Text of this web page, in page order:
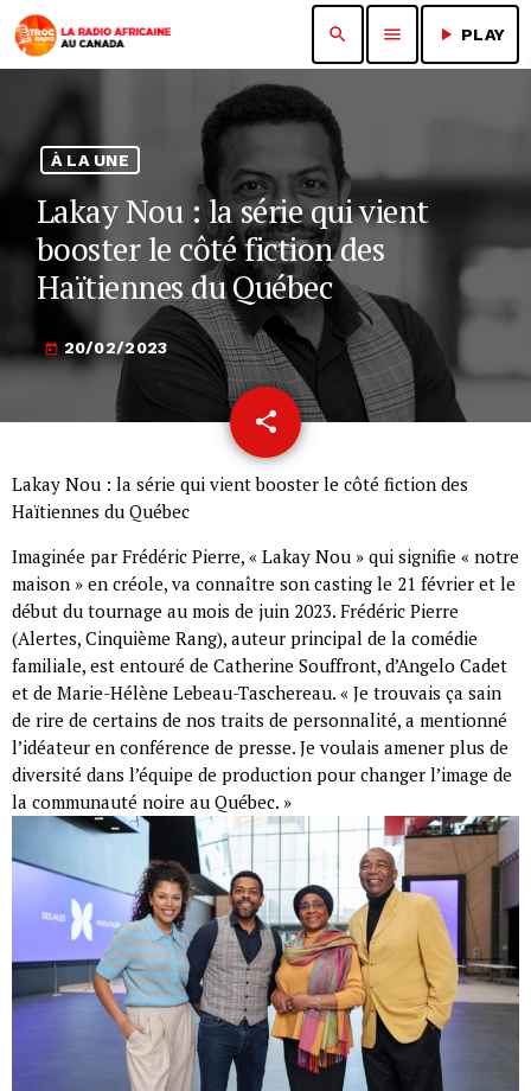
search menu play_arrow PLAY
À LA UNE
Lakay Nou : la série qui vient
booster le côté fiction des
Haïtiennes du Québec
today 20/02/2023
share
email
Lakay Nou : la série qui vient booster le côté fiction des
Haïtiennes du Québec
Imaginée par Frédéric Pierre, « Lakay Nou » qui signifie « notre
maison » en créole, va connaître son casting le 21 février et le
début du tournage au mois de juin 2023. Frédéric Pierre
(Alertes, Cinquième Rang), auteur principal de la comédie
familiale, est entouré de Catherine Souffront, d’Angelo Cadet
et de Marie-Hélène Lebeau-Taschereau. « Je trouvais ça sain
de rire de certains de nos traits de personnalité, a mentionné
l’idéateur en conférence de presse. Je voulais amener plus de
diversité dans l’équipe de production pour changer l’image de
la communauté noire au Québec. »